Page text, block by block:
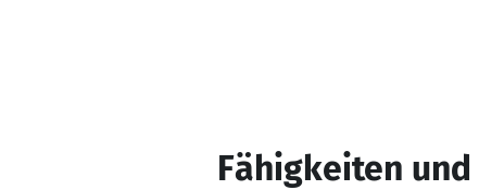
Fähigkeiten